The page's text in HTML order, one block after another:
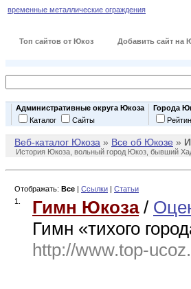
временные металлические ограждения
Топ сайтов от Юкоз Добавить сайт на
Административные округа Юкоза
Каталог
Сайты
Города
Веб-каталог Юкоза » Все об Юкозе »
История Юкоза, вольный город Юкоз, бывший
Отображать: Все | Ссылки | Статьи
1.
Гимн Юкоза/
Гимн «тихого
http://www.top-